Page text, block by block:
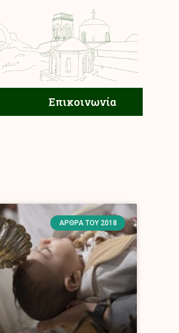
Επικοινωνία
Ζωή Επικοινωνία
ΆΡΘΡΑ ΤΟΥ 2018